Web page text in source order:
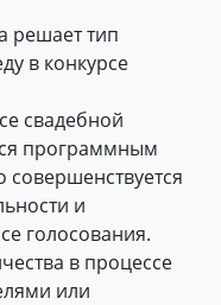
решает тип
в конкурсе
свадебной
программным
совершенствуется
и
голосования.
в процессе
или